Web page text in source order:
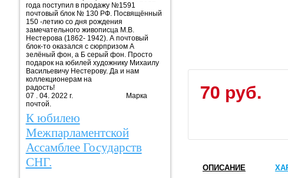
70 руб.
ОПИСАНИЕ
года поступил в продажу №1591
почтовый блок № 130 РФ. Посвящённый
150 -летию со дня рождения
замечательного живописца М.В.
Нестерова (1862- 1942). А почтовый
блок-то оказался с сюрпризом А
зелёный фон, а Б серый фон. Просто
подарок на юбилей художнику Михаилу
Васильевичу Нестерову. Да и нам
коллекционерам на
радость!
07 . 04. 2022 г. Марка
почтой.
К юбилею
Межпарламентской
Ассамблее Государств
СНГ.